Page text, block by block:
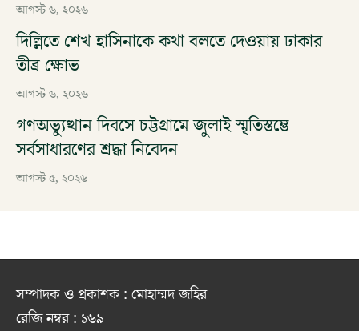
আগস্ট ৬, ২০২৬
দিল্লিতে শেখ হাসিনাকে কথা বলতে দেওয়ায় ঢাকার
তীব্র ক্ষোভ
আগস্ট ৬, ২০২৬
গণঅভ্যুত্থান দিবসে চট্টগ্রামে জুলাই স্মৃতিস্তম্ভে
সর্বসাধারণের শ্রদ্ধা নিবেদন
আগস্ট ৫, ২০২৬
সম্পাদক ও প্রকাশক : মোহাম্মদ জহির
রেজি নম্বর : ১৬৯